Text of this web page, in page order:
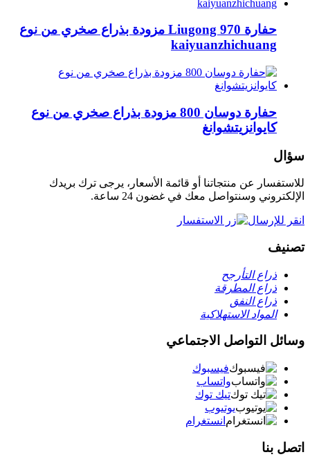
حفارة Liugong 970 مزودة بذراع صخري من نوع
kaiyuanzhichuang
حفارة دوسان 800 مزودة بذراع صخري من نوع
كايوانزيتشوانغ
سؤال
للاستفسار عن منتجاتنا أو قائمة الأسعار، يرجى ترك بريدك
الإلكتروني وسنتواصل معك في غضون 24 ساعة.
انقر للإرسال
تصنيف
ذراع التأرجح
ذراع المطرقة
ذراع النفق
المواد الاستهلاكية
وسائل التواصل الاجتماعي
فيسبوك
واتساب
تيك توك
يوتيوب
انستغرام
اتصل بنا